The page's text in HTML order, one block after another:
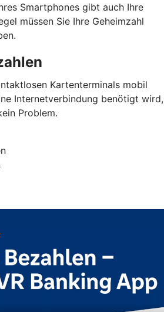
Smartphones gibt auch Ihre
müssen Sie Ihre Geheimzahl
Kartenterminals mobil
Internetverbindung benötigt wird,
Problem.